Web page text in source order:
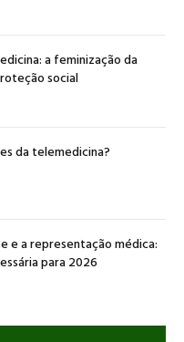
a feminização da
social
da telemedicina?
e a representação médica:
para 2026